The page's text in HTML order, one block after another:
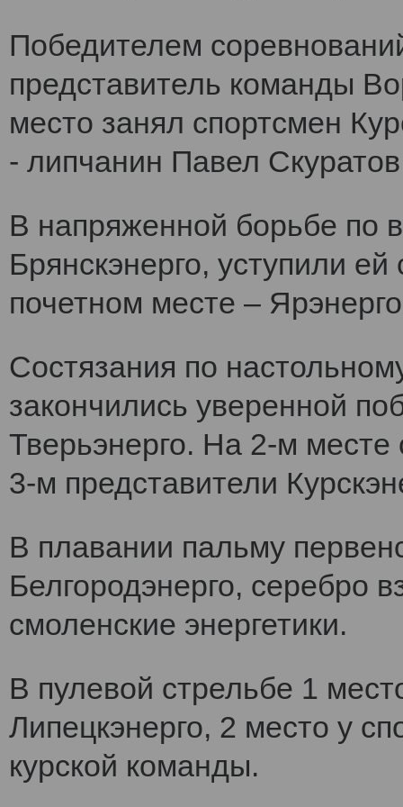
Победителем
представитель команды
место занял спортсмен
- липчанин Павел
В напряженной борьбе по
Брянскэнерго, уступили
почетном месте –
Состязания по
закончились уверенной
Тверьэнерго. На 2-м
3-м представители
В плавании пальму
Белгородэнерго, серебро
смоленские энергетики.
В пулевой стрельбе 1
Липецкэнерго, 2 место у
курской команды.